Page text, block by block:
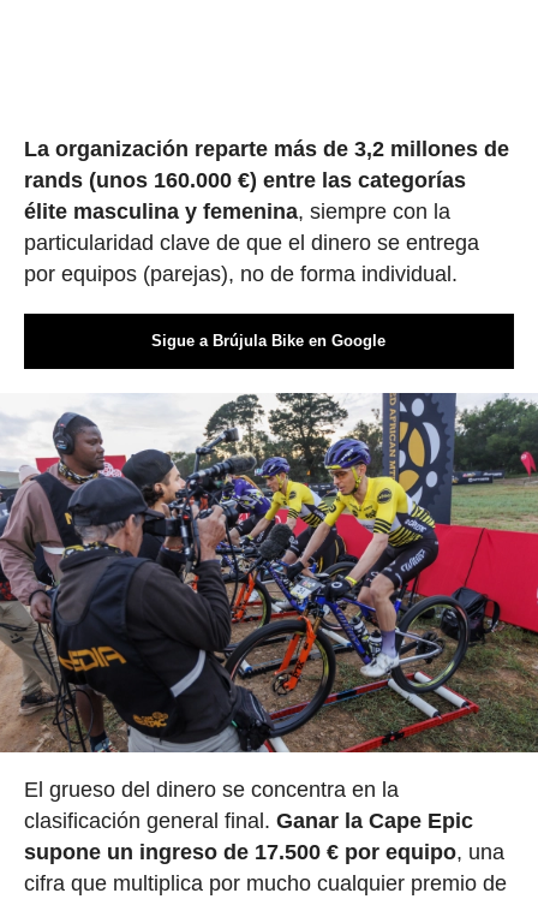
La organización reparte más de 3,2 millones de
rands (unos 160.000 €) entre las categorías
élite masculina y femenina, siempre con la
particularidad clave de que el dinero se entrega
por equipos (parejas), no de forma individual.
Sigue a Brújula Bike en Google
El grueso del dinero se concentra en la
clasificación general final. Ganar la Cape Epic
supone un ingreso de 17.500 € por equipo, una
cifra que multiplica por mucho cualquier premio de